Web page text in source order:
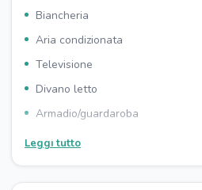
Biancheria
Aria condizionata
Televisione
Divano letto
Armadio/guardaroba
Terrazzo
Balcone
BAGNO
Leggi tutto